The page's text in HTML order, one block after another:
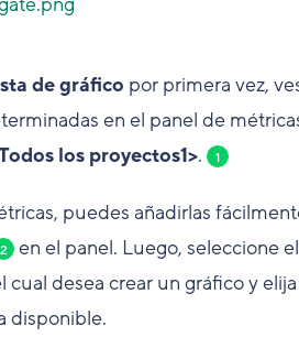
de gráfico por primera vez,
en el panel de
los proyectos1>. 1
puedes añadirlas
2
en el panel. Luego, seleccione
cual desea crear un gráfico y
disponible.